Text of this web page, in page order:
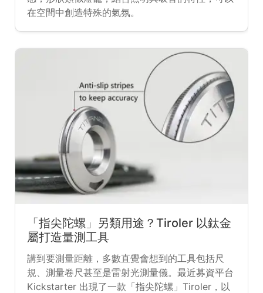
在空間中創造特殊的氣氛。
「指尖陀螺」另類用途？Tiroler 以鈦金
屬打造量測工具
講到要測量距離，多數直覺會想到的工具包括尺
規、測量卷尺甚至是雷射光測量儀。最近募資平台
Kickstarter 出現了一款「指尖陀螺」Tiroler，以